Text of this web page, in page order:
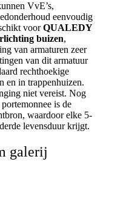
VvE’s,
eenvoudig
voorQUALEDY
buizen,
van armaturen zeer
van dit armatuur
rechthoekige
en in trappenhuizen.
niet vereist. Nog
is de
waardoor elke 5-
levensduur krijgt.
galerij